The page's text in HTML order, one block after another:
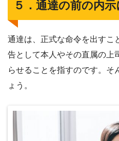
５．通達の前の内
通達は、正式な命令を出すこ
告として本人やその直属の上
らせることを指すのです。そ
ょう。